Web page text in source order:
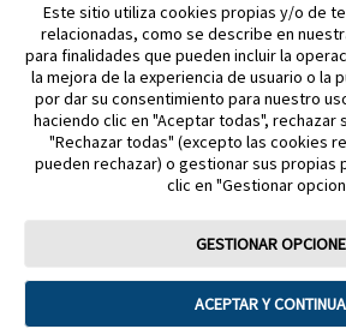
CONTÁCTANOS
MANTENTE EN CONTACTO
Este sitio utiliza cookies propias y/o de
relacionadas, como se describe en
para finalidades que pueden incluir la
la mejora de la experiencia de usuario o la
por dar su consentimiento para nuestro
haciendo clic en "Aceptar todas", rechazar
"Rechazar todas" (excepto las cookies
pueden rechazar) o gestionar sus propias
clic en "Gestionar
GESTIONAR
ACEPTAR Y